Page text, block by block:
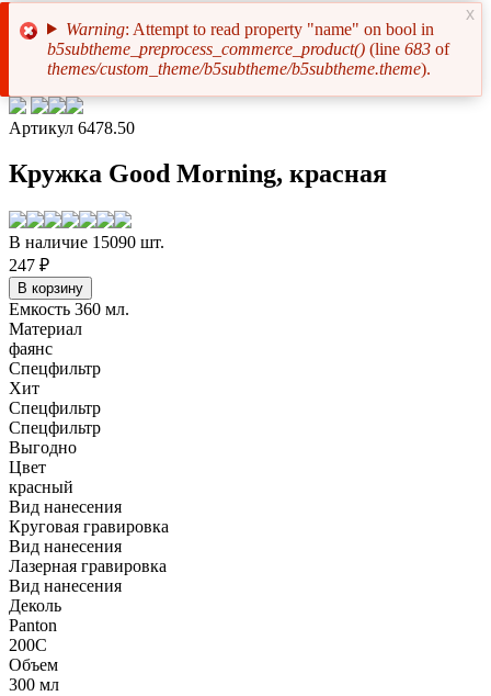
Сообщение
ошибке
Warning: Attempt to read property "name" on bool in
b5subtheme_preprocess_commerce_product() (line 683 of
themes/custom_theme/b5subtheme/b5subtheme.theme).
x
Артикул 6478.50
Кружка Good Morning, красная
В наличие 15090 шт.
247 ₽
Емкость 360 мл.
Материал
фаянс
Спецфильтр
Хит
Спецфильтр
Спецфильтр
Выгодно
Цвет
красный
Вид нанесения
Круговая гравировка
Вид нанесения
Лазерная гравировка
Вид нанесения
Деколь
Panton
200C
Объем
300 мл